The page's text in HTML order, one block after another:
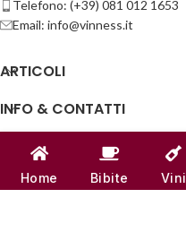
Telefono: (+39) 081 012 1653
Email: info@vinness.it
ARTICOLI
INFO & CONTATTI
LINK UTILI
CANALI SOCIAL
Home Bibite Vini